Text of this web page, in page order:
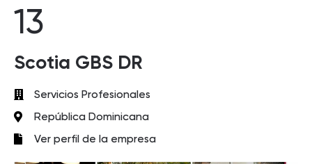
13
Scotia GBS DR
Servicios Profesionales
República Dominicana
Ver perfil de la empresa